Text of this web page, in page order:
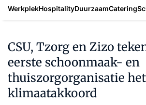
WerkplekHospitalityDuurzaamCatering
CSU, Tzorg en Zizo
eerste schoonmaak- en
thuiszorgorganisatie het
klimaatakkoord